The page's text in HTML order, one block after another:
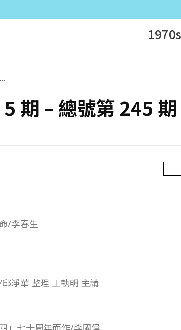
1970s
期 – 總號第 245 期
/李春生
淨華 整理 王執明 主講
」七十周年而作/李國偉